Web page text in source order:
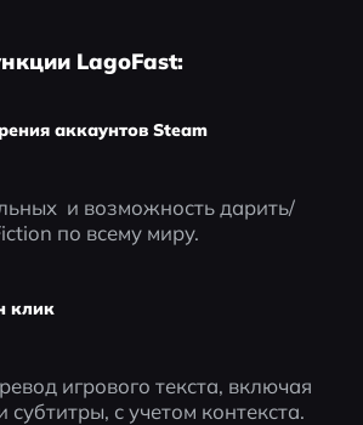
LagoFast:
аккаунтов Steam
и возможность дарить/
по всему миру.
клик
игрового текста, включая
с учетом контекста.